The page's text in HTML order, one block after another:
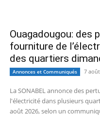
Ouagadougou: des
fourniture de
des quartiers
Annonces et Communiqués 7
La SONABEL annonce des
l'électricité dans plusieurs
août 2026, selon un